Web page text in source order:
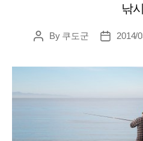
낚
PostBy 쿠도군
Post2014/